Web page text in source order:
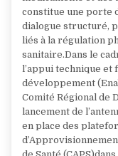
constitue une porte
dialogue structuré,
liés à la régulation
sanitaire.Dans le
l’appui technique et
développement
Comité Régional de
lancement de
en place des